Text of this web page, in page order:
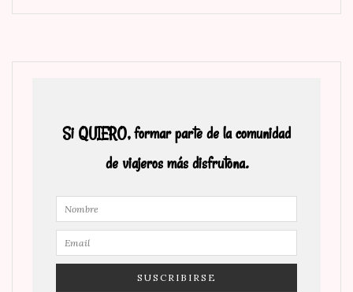
Si QUIERO, formar parte de la comunidad
de viajeros más disfrutona.